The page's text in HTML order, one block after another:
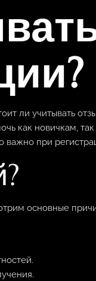
ли учитывать
как новичкам,
важно при
основные